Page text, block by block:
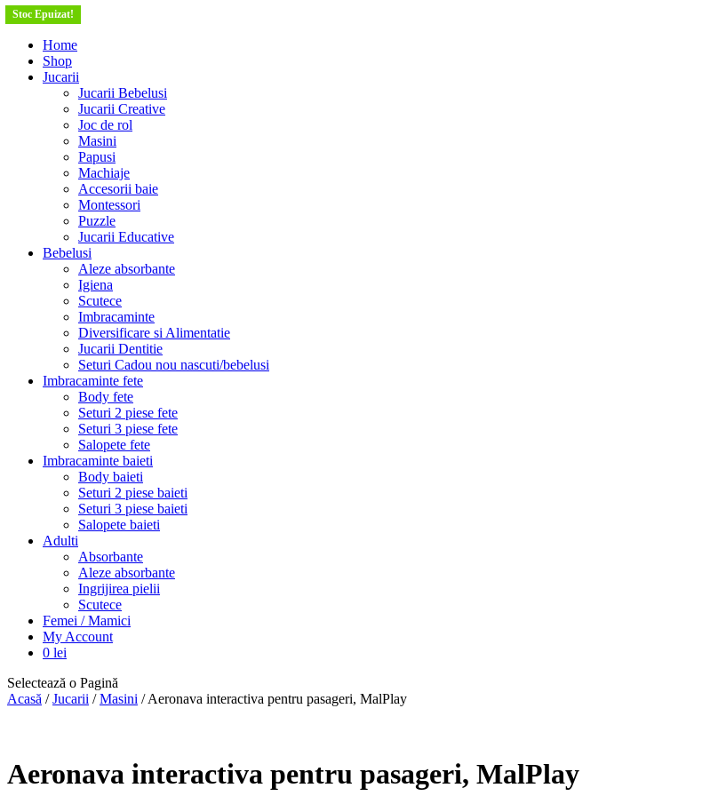
Home
Shop
Jucarii
Jucarii Bebelusi
Jucarii Creative
Joc de rol
Masini
Papusi
Machiaje
Accesorii baie
Montessori
Puzzle
Jucarii Educative
Bebelusi
Aleze absorbante
Igiena
Scutece
Imbracaminte
Diversificare si Alimentatie
Jucarii Dentitie
Seturi Cadou nou nascuti/bebelusi
Imbracaminte fete
Body fete
Seturi 2 piese fete
Seturi 3 piese fete
Salopete fete
Imbracaminte baieti
Body baieti
Seturi 2 piese baieti
Seturi 3 piese baieti
Salopete baieti
Adulti
Absorbante
Aleze absorbante
Ingrijirea pielii
Scutece
Femei / Mamici
My Account
0 lei
Selectează o Pagină
Stoc Epuizat!
Acasă /Jucarii /Masini / Aeronava interactiva pentru pasageri, MalPlay
Aeronava interactiva pentru pasageri, MalPlay
Stoc Epuizat!